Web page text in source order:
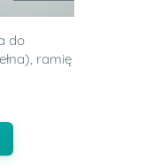
do
ramię